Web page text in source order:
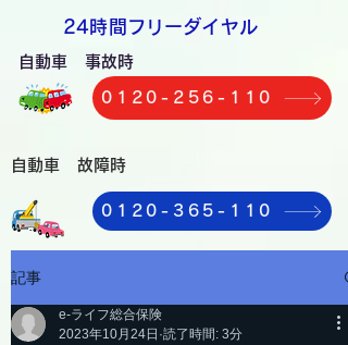
​24時間フリーダイヤル
自動車 事故時
0120-256-110
自動車 故障時
0120-365-110
記事
e-ライフ総合保険
2023年10月24日 読了時間: 3分